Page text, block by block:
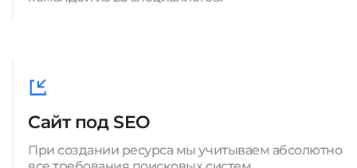
Сайт под SEO
При создании ресурса мы учитываем абсолютно